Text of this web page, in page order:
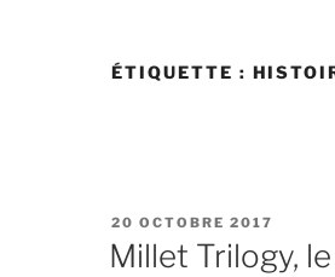
ÉTIQUETTE :
PUBLIÉ
LE
20 OCTOBRE 2017
Millet Trilogy,